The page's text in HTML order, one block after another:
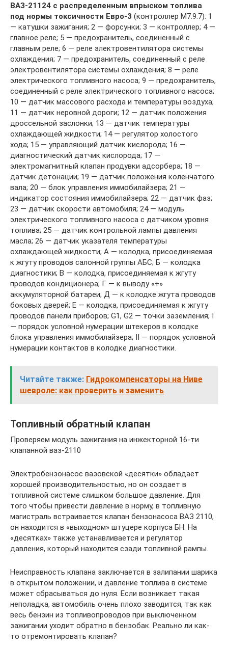
ВАЗ-21124 с распределенным впрыском топлива
под нормы токсичности Евро-3 (контроллер M7.9.7): 1
— катушки зажигания; 2 — форсунки; 3 — контроллер; 4 —
главное реле; 5 — предохранитель, соединенный с
главным реле; 6 — реле электровентилятора системы
охлаждения; 7 — предохранитель, соединенный с реле
электровентилятора системы охлаждения; 8 — реле
электрического топливного насоса; 9 — предохранитель,
соединенный с реле электрического топливного насоса;
10 — датчик массового расхода и температуры воздуха;
11 — датчик неровной дороги; 12 — датчик положения
дроссельной заслонки; 13 — датчик температуры
охлаждающей жидкости; 14 — регулятор холостого
хода; 15 — управляющий датчик кислорода; 16 —
диагностический датчик кислорода; 17 —
электромагнитный клапан продувки адсорбера; 18 —
датчик детонации; 19 — датчик положения коленчатого
вала; 20 — блок управления иммобилайзера; 21 —
индикатор состояния иммобилайзера; 22 — датчик фаз;
23 — датчик скорости автомобиля; 24 — модуль
электрического топливного насоса с датчиком уровня
топлива; 25 — датчик контрольной лампы давления
масла; 26 — датчик указателя температуры
охлаждающей жидкости; А — колодка, присоединяемая
к жгуту проводов салонной группы АБС; Б — колодка
диагностики; В — колодка, присоединяемая к жгуту
проводов кондиционера; Г — к выводу «+»
аккумуляторной батареи; Д — к колодке жгута проводов
боковых дверей; Е — колодка, присоединяемая к жгуту
проводов панели приборов; G1, G2 — точки заземления; I
— порядок условной нумерации штекеров в колодке
блока управления иммобилайзера; II — порядок условной
нумерации контактов в колодке диагностики.
Читайте также: Гидрокомпенсаторы на Ниве
шевроле: как проверить и заменить
Топливный обратный клапан
Проверяем модуль зажигания на инжекторной 16-ти
клапанной ваз-2110
Электробензонасос вазовской «десятки» обладает
хорошей производительностью, но он создает в
топливной системе слишком большое давление. Для
того чтобы привести давление в норму, в топливную
магистраль встраивается клапан бензонасоса ВАЗ 2110,
он находится в «выходном» штуцере корпуса БН. На
«десятках» также устанавливается и регулятор
давления, который находится сзади топливной рампы.
Неисправность клапана заключается в залипании шарика
в открытом положении, и давление топлива в системе
может сбрасываться до нуля. Если возникает такая
неполадка, автомобиль очень плохо заводится, так как
весь бензин из топливопроводов при выключенном
зажигании уходит обратно в бензобак. Реально ли как-
то отремонтировать клапан?